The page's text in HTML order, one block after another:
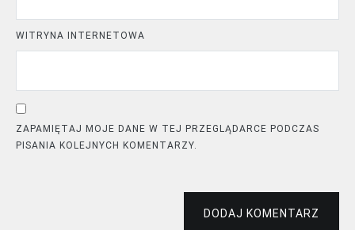
WITRYNA INTERNETOWA
ZAPAMIĘTAJ MOJE DANE W TEJ PRZEGLĄDARCE PODCZAS
PISANIA KOLEJNYCH KOMENTARZY.
DODAJ KOMENTARZ